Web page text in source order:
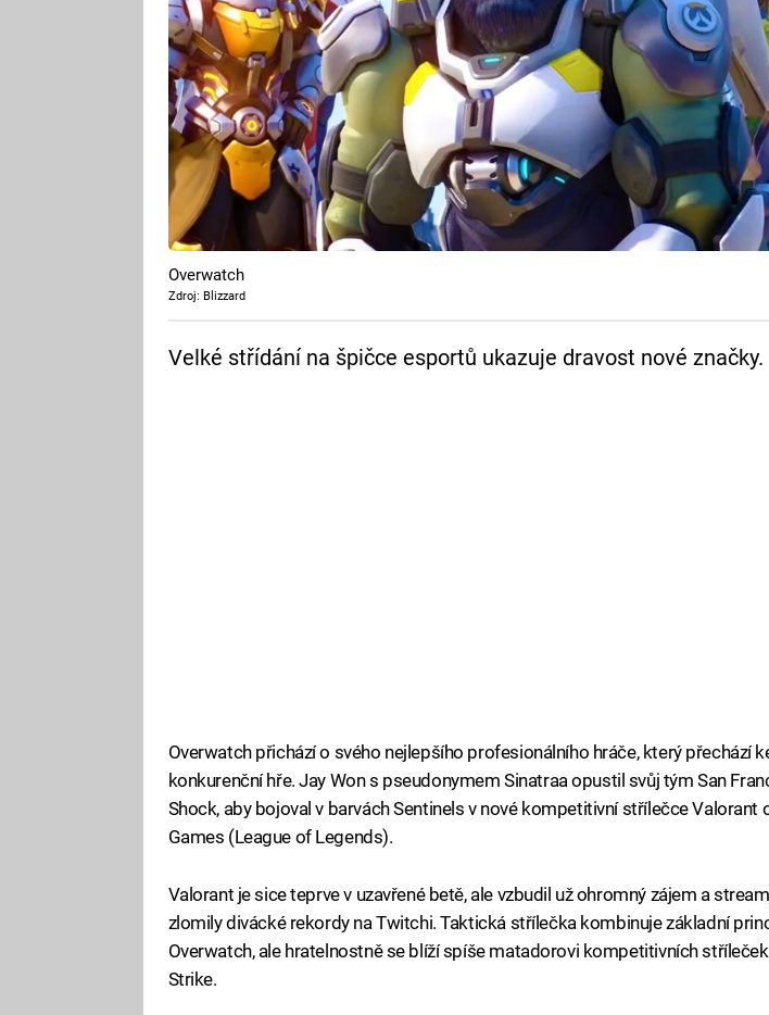
Overwatch
Zdroj: Blizzard
Velké střídání na špičce esportů ukazuje dravost nové značky.
Overwatch přichází o svého nejlepšího profesionálního hráče, který přechází
konkurenční hře. Jay Won s pseudonymem Sinatraa opustil svůj tým San
Shock, aby bojoval v barvách Sentinels v nové kompetitivní střílečce Valorant
Games (League of Legends).
Valorant je sice teprve v uzavřené betě, ale vzbudil už ohromný zájem a
zlomily divácké rekordy na Twitchi. Taktická střílečka kombinuje základní
Overwatch, ale hratelnostně se blíží spíše matadorovi kompetitivních
Strike.